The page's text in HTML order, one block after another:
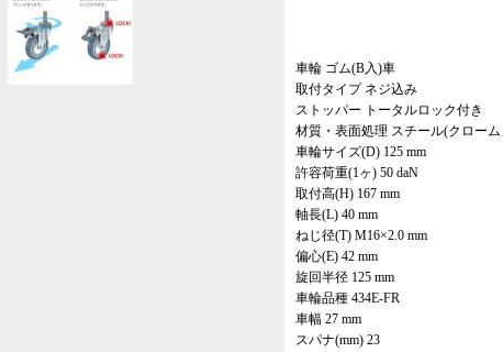
車輪 ゴム(B入)車
取付タイプ ネジ込み
ストッパー トータルロック付き
材質・表面処理 スチール(クロー
車輪サイズ(D) 125 mm
許容荷重(1ヶ) 50 daN
取付高(H) 167 mm
軸長(L) 40 mm
ねじ径(T) M16×2.0 mm
偏心(E) 42 mm
旋回半径 125 mm
車輪品種 434E-FR
車幅 27 mm
スパナ(mm) 23